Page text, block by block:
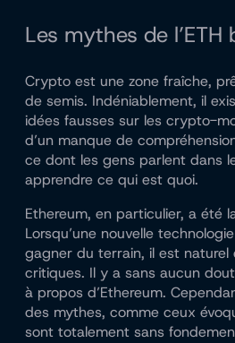
Les mythes de l’ETH
Crypto est une zone fraîche,
de semis. Indéniablement, il
idées fausses sur les crypto-
d’un manque de
ce dont les gens parlent dans
apprendre ce qui est quoi.
Ethereum, en particulier, a été
Lorsqu’une nouvelle
gagner du terrain, il est naturel
critiques. Il y a sans aucun
à propos d’Ethereum.
des mythes, comme ceux
sont totalement sans